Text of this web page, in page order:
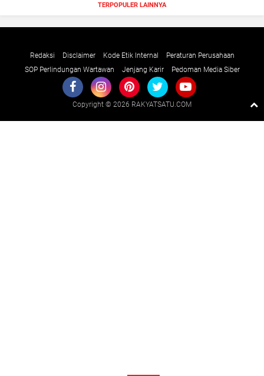
TERPOPULER LAINNYA
Redaksi Disclaimer Kode Etik Internal
Peraturan Perusahaan
SOP Perlindungan Wartawan
Jenjang Karir Pedoman Media Siber
Copyright © 2026 RAKYATSATU.COM
Raushan